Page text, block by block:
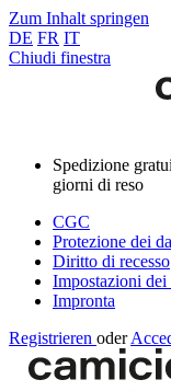
Zum Inhalt springen
DE FR IT
Chiudi finestra
Spedizione
giorni di reso
CGC
Protezione dei
Diritto di recesso
Impostazioni dei
Impronta
Registrieren oder